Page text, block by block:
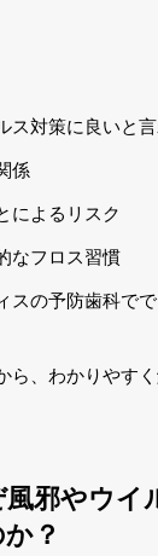
ス対策に良いと
係
によるリスク
なフロス習慣
スの予防歯科で
ら、わかりやすく
邪やウイ
？